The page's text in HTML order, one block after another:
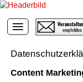
Toggle
Content